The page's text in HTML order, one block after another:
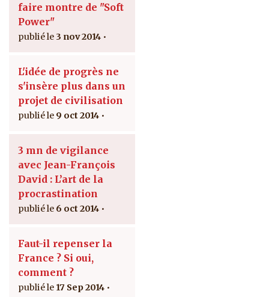
faire montre de "Soft
Power"
3 nov 2014
L'idée de progrès ne
s'insère plus dans un
projet de civilisation
9 oct 2014
3 mn de vigilance
avec Jean-François
David : L’art de la
procrastination
6 oct 2014
Faut-il repenser la
France ? Si oui,
comment ?
17 Sep 2014